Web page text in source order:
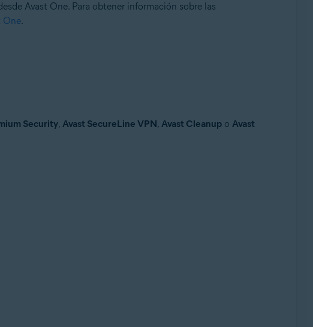
Avast One. Para obtener información sobre las
One.
Security, Avast SecureLine VPN, Avast Cleanupo Avast